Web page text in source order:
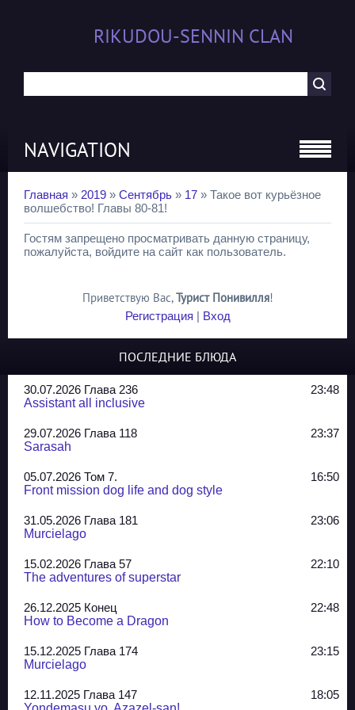
RIKUDOU-SENNIN CLAN
NAVIGATION
Главная » 2019 » Сентябрь » 17 » Такое вот курьёзное
волшебство! Главы 80-81!
Гостям запрещено просматривать данную страницу,
пожалуйста, войдите на сайт как пользователь.
Приветствую Вас,Турист Понивилля!
Регистрация | Вход
ПОСЛЕДНИЕ БЛЮДА
30.07.2026 Глава 236
23:48
Assistant all inclusive
29.07.2026 Глава 118
23:37
Sarasah
05.07.2026 Том 7.
16:50
Front mission dog life and dog style
31.05.2026 Глава 181
23:06
Murcielago
15.02.2026 Глава 57
22:10
The adventures of superstar
26.12.2025 Конец
22:48
How to Become a Dragon
15.12.2025 Глава 174
23:15
Murcielago
12.11.2025 Глава 147
18:05